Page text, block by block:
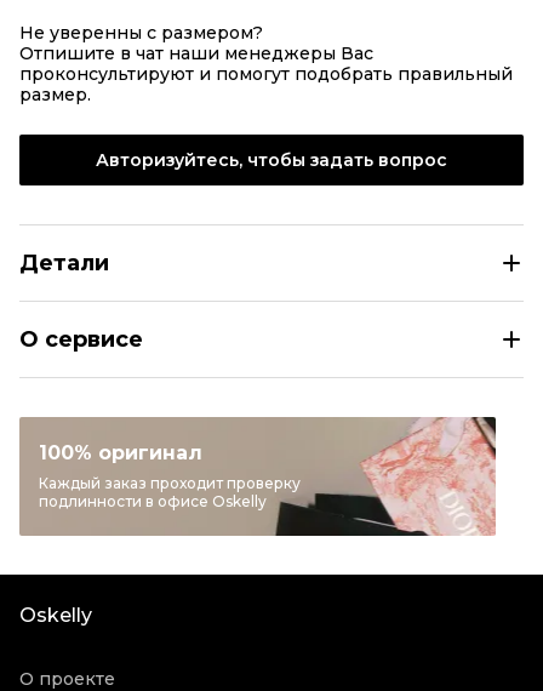
Не уверенны с размером?
Отпишите в чат наши менеджеры Вас
проконсультируют и помогут подобрать правильный
размер.
Авторизуйтесь, чтобы задать вопрос
Детали
Категория
Бренд
NEW BALANCE
Модель
2002R
Состояние товара
О сервисе
100% оригинал
Каждый заказ проходит проверку
подлинности в офисе Oskelly
Oskelly
О проекте